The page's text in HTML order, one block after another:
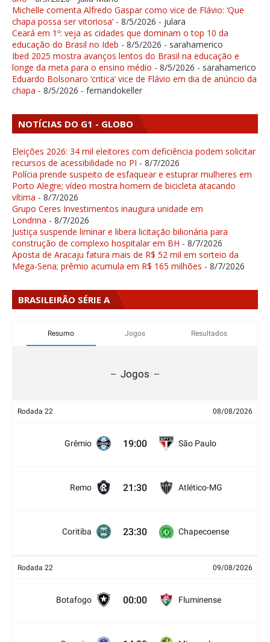
Michelle comenta Alfredo Gaspar como vice de Flávio: ‘Que
chapa possa ser vitoriosa’ - 8/5/2026 - julara
Ceará em 1º: veja as cidades que dominam o top 10 da
educação do Brasil no Ideb - 8/5/2026 - sarahamerico
Ibed 2025 mostra avanços lentos do Brasil na educação e
longe da meta para o ensino médio - 8/5/2026 - sarahamerico
Eduardo Bolsonaro ‘critica’ vice de Flávio em dia de anúncio da
chapa - 8/5/2026 - fernandokeller
NOTÍCIAS DO G1 - GLOBO
Eleições 2026: 34 mil eleitores com deficiência podem solicitar
recursos de acessibilidade no PI - 8/7/2026
Polícia prende suspeito de esfaquear e estuprar mulheres em
Porto Alegre; vídeo mostra homem de bicicleta atacando
vítima - 8/7/2026
Grupo Ceres Investimentos inaugura unidade em
Londrina - 8/7/2026
Justiça suspende liminar e libera licitação bilionária para
construção de complexo hospitalar em BH - 8/7/2026
Aposta de Aracaju fatura mais de R$ 52 mil em sorteio da
Mega-Sena; prêmio acumula em R$ 165 milhões - 8/7/2026
BRASILEIRÃO SÉRIE A
Resumo Jogos Resultados
Jogos
Rodada 22 08/08/2026
Grêmio 19:00 São Paulo
Remo 21:30 Atlético-MG
Coritiba 23:30 Chapecoense
Rodada 22 09/08/2026
Botafogo 00:00 Fluminense